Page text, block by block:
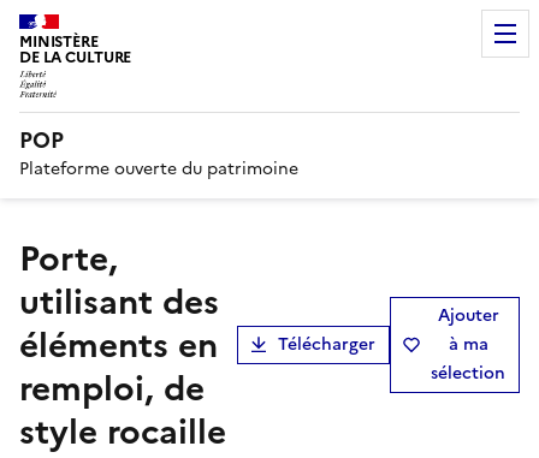
MINISTÈRE
DE LA CULTURE
POP
Plateforme ouverte du patrimoine
Porte,
utilisant des
éléments en
remploi, de
style rocaille
Télécharger
Ajouter
à ma
sélection